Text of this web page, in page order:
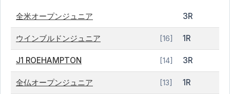
全米オープンジュニア 3R
ウインブルドンジュニア [16] 1R
J1 ROEHAMPTON [14] 3R
全仏オープンジュニア [13] 1R